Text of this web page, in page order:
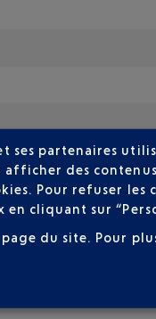
à onze kilomètres du
une navette entre
de 6 h du matin
courses depuis
ville de Rabat, il
différents se
ses partenaires
des
Pour refuser les
en cliquant sur
du site. Pour